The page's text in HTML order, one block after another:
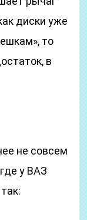
диски уже
то
в
не совсем
у ВАЗ